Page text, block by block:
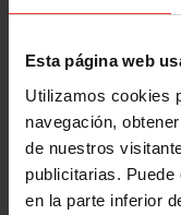
Esta página web
Utilizamos cookies
navegación,
de nuestros
publicitarias.
en la parte inferior
Salud laboral
Se actualizan las
anticipada por
3 AGOSTO, 2026